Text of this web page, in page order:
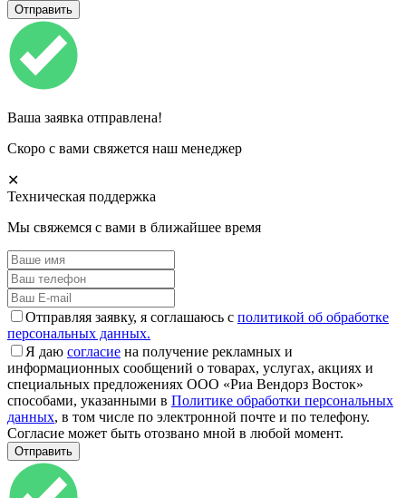
Ваша заявка отправлена!
Скоро с вами свяжется наш менеджер
✕
Техническая поддержка
Мы свяжемся с вами в ближайшее время
Отправляя заявку, я соглашаюсь с политикой об обработке
персональных данных.
Я даю согласие на получение рекламных и
информационных сообщений о товарах, услугах, акциях и
специальных предложениях ООО «Риа Вендорз Восток»
способами, указанными в Политике обработки персональных
данных, в том числе по электронной почте и по телефону.
Согласие может быть отозвано мной в любой момент.